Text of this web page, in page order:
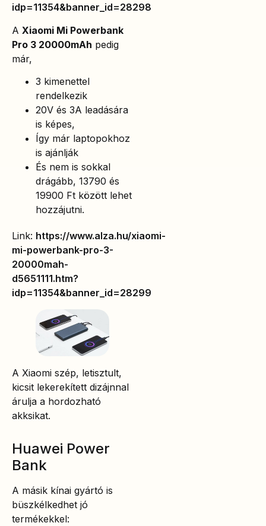
idp=11354&banner_id=28298
A Xiaomi Mi Powerbank
Pro 3 20000mAh pedig
már,
3 kimenettel
rendelkezik
20V és 3A leadására
is képes,
Így már laptopokhoz
is ajánlják
És nem is sokkal
drágább, 13790 és
19900 Ft között lehet
hozzájutni.
Link: https://www.alza.hu/xiaomi-
mi-powerbank-pro-3-
20000mah-
d5651111.htm?
idp=11354&banner_id=28299
A Xiaomi szép, letisztult,
kicsit lekerekített dizájnnal
árulja a hordozható
akksikat.
Huawei Power
Bank
A másik kínai gyártó is
büszkélkedhet jó
termékekkel: